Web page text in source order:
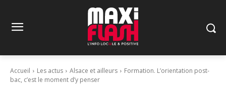
Accueil Les actus Alsace et ailleurs
Formation. L’orientation post-
bac, c’est le moment d’y penser